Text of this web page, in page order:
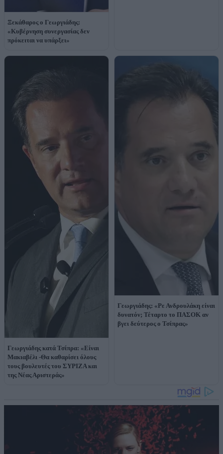
Ξεκάθαρος ο Γεωργιάδης:
«Κυβέρνηση συνεργασίας δεν
πρόκειται να υπάρξει»
Γεωργιάδης κατά Τσίπρα: «Είναι
Μακιαβέλι -Θα καθαρίσει όλους
τους βουλευτές του ΣΥΡΙΖΑ και
της Νέας Αριστεράς»
Γεωργιάδης: «Ρε Ανδρουλάκη είναι
δυνατόν; Τέταρτο το ΠΑΣΟΚ αν
βγει δεύτερος ο Τσίπρας»